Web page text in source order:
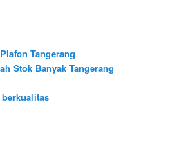
Tangerang
Stok Banyak Tangerang